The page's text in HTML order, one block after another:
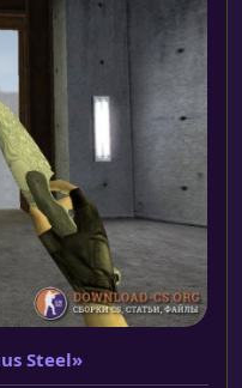
Steel»